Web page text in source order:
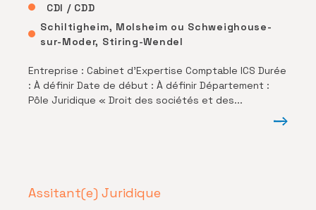
CDI / CDD
Schiltigheim, Molsheim ou Schweighouse-
sur-Moder, Stiring-Wendel
Entreprise : Cabinet d’Expertise Comptable ICS Durée
: À définir Date de début : À définir Département :
Pôle Juridique « Droit des sociétés et des...
Assitant(e) Juridique